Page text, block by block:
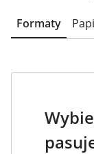
Formaty